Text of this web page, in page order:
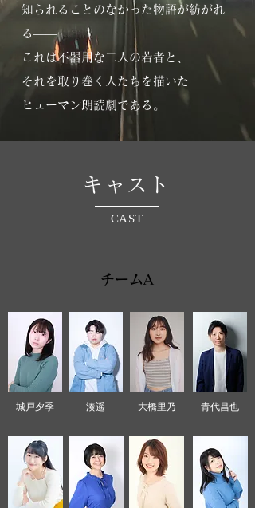
知られることのなかった物語が紡がれ
る――
これは不器用な二人の若者と、
それを取り巻く人たちを描いた
ヒューマン朗読劇である。
キャスト
CAST
チームA
城戸夕季 湊遥 大橋里乃 青代昌也